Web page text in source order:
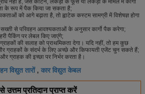
नहीं है, जैसे कार्टन, लकड़ी के फूस या लकड़ी के मामले में कार्गो
के रूप में पैक किया जा सकता है;
को आगे बढ़ाता है, तो ह्वाटेक कस्टम सामग्री में विशेषज्ञ होगा
से परिवहन आवश्यकताओं के अनुसार कार्गो पैक करेगा;
पैकिंग पर लेबल किए जाएंगे;
की सलाह को प्राथमिकता देगा। यदि नहीं, तो हम कुछ
ग्राहकों के संदर्भ के लिए अच्छे और किफायती एजेंट चुन सकते हैं;
ग्राहक की इच्छा पर निर्भर करता है।
विद्युत तारों, कार विद्युत केबल
उत्तम प्रतिदान प्राप्त करें